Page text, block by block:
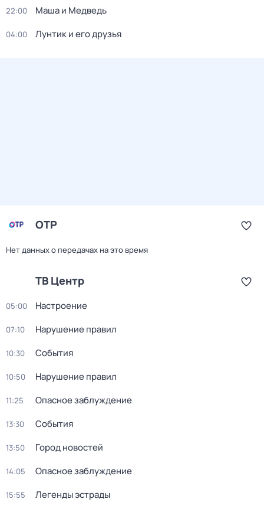
22:00 Маша и Медведь
04:00 Лунтик и его друзья
ОТР
Нет данных о передачах на это время
ТВ Центр
05:00 Настроение
07:10 Нарушение правил
10:30 События
10:50 Нарушение правил
11:25 Опасное заблуждение
13:30 События
13:50 Город новостей
14:05 Опасное заблуждение
15:55 Легенды эстрады